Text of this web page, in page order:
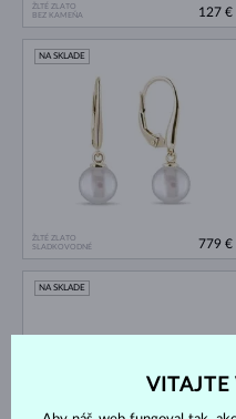
ŽLTÉ ZLATO
BEZ KAMEŇA
127 €
ŽLTÉ ZLATO
SLADKOVODNÉ
NA SKLADE
779 €
NA SKLADE
VITAJTE